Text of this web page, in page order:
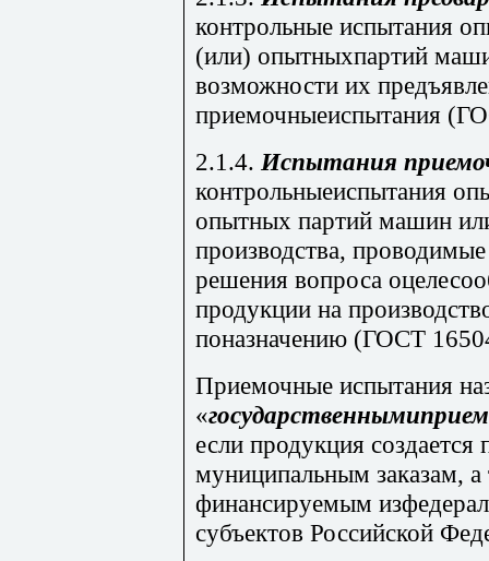
контрольные испытания
(или) опытныхпартий
возможности их
приемочныеиспытания
2.1.4. Испытания
контрольныеиспытания
опытных партий машин
производства,
решения вопроса
продукции на
поназначению (ГОСТ
Приемочные испытания
«
если продукция
муниципальным заказам,
финансируемым
субъектов Российской